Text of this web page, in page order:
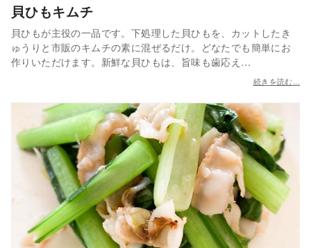
貝ひもキムチ
貝ひもが主役の一品です。下処理した貝ひもを、カットしたき
ゅうりと市販のキムチの素に混ぜるだけ。どなたでも簡単にお
作りいただけます。新鮮な貝ひもは、旨味も歯応え…
続きを読む...